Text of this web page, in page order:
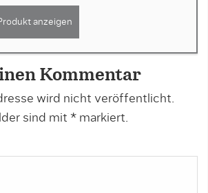
anzeigen
Kommentar
wird nicht veröffentlicht.
sind mit * markiert.